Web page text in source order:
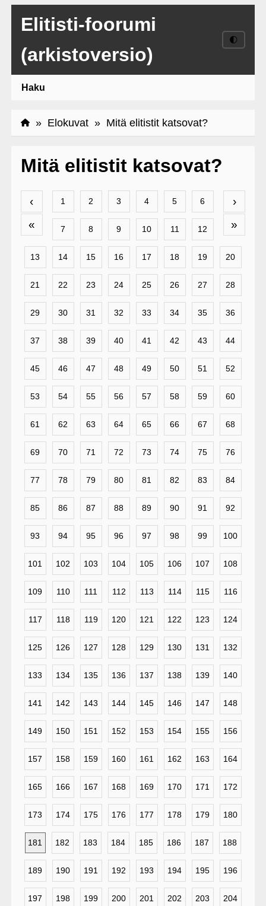
Elitisti-foorumi
(arkistoversio)
🌓
Haku
» Elokuvat» Mitä elitistit katsovat?
Mitä elitistit katsovat?
‹
«
›
»
1 2 3 4 5 6
7 8 9 10 11 12
13 14 15 16 17 18 19 20
21 22 23 24 25 26 27 28
29 30 31 32 33 34 35 36
37 38 39 40 41 42 43 44
45 46 47 48 49 50 51 52
53 54 55 56 57 58 59 60
61 62 63 64 65 66 67 68
69 70 71 72 73 74 75 76
77 78 79 80 81 82 83 84
85 86 87 88 89 90 91 92
93 94 95 96 97 98 99 100
101 102 103 104 105 106 107 108
109 110 111 112 113 114 115 116
117 118 119 120 121 122 123 124
125 126 127 128 129 130 131 132
133 134 135 136 137 138 139 140
141 142 143 144 145 146 147 148
149 150 151 152 153 154 155 156
157 158 159 160 161 162 163 164
165 166 167 168 169 170 171 172
173 174 175 176 177 178 179 180
181 182 183 184 185 186 187 188
189 190 191 192 193 194 195 196
197 198 199 200 201 202 203 204